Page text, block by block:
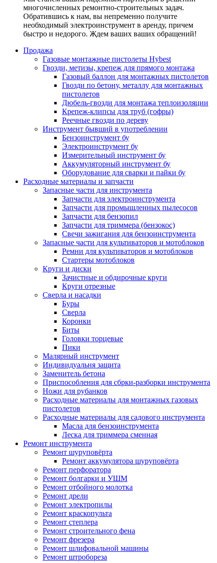
многочисленных ремонтно-строительных задач.
Обратившись к нам, вы непременно получите
необходимый электроинструмент в аренду, причем
быстро и недорого. Ждем ваших ваших обращений!
Продажа
Газовые монтажные пистолеты Hybest
Гвозди, метизы, крепеж для прямого монтажа
Газовый баллон для монтажных пистолетов
Гвозди по бетону, металлу для монтажных
пистолетов
Дюбель-гвозди для монтажа теплоизоляции
Крепеж-клипсы для труб (гофры)
Реечные гвозди по дереву
Инструмент бывший в употреблении
Бензоинструмент бу
Электроинструмент бу
Измерительный инструмент бу
Аккумуляторный инструмент бу
Оборудование для сварки и пайки бу
Расходные материалы и запчасти
Запасные части для инструмента
Запчасти для электроинструмента
Запчасти для промышленных пылесосов
Запчасти для бензопил
Запчасти для триммера (бензокос)
Свечи зажигания для бензоинструмента
Запасные части для культиваторов и мотоблоков
Ремни для культиваторов и мотоблоков
Стартеры мотоблоков
Круги и диски
Зачистные и обдирочные круги
Круги отрезные
Сверла и насадки
Буры
Сверла
Коронки
Биты
Головки торцевые
Пики
Малярный инструмент
Индивидуальня защита
Заменитель бетона
Приспособления для сбрки-разборки инструмента
Ножи для рубанков
Расходные материалы для монтажных газовых
пистолетов
Расходные материалы для садового инструмента
Масла для бензоинструмента
Леска для триммера сменная
Ремонт инструмента
Ремонт шуруповёрта
Ремонт аккумулятора шуруповёрта
Ремонт перфоратора
Ремонт болгарки и УШМ
Ремонт отбойного молотка
Ремонт дрели
Ремонт электропилы
Ремонт краскопульта
Ремонт степлера
Ремонт строительного фена
Ремонт фрезера
Ремонт шлифовальной машины
Ремонт штробореза